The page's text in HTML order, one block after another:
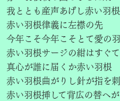
我ととも産声あげし赤い羽根
赤い羽根律義に左襟の先
今年こそ今年こそとて愛の
赤い羽根サージの紺はすぐ
真心が誰に届くか赤い羽根
赤い羽根曲がりし針が指を
赤い羽根挿して背広の替へ